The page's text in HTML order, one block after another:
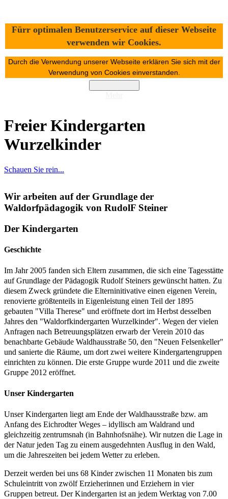
Fürr optimalen Benutzerservice auf dieser Webseite
verwenden wir Cookies.
Durch die Verwendung unserer Webseite erklären Sie sich mit der
Verwendung von Cookies einverstanden.
Freier Kindergarten
Wurzelkinder
Home
Unsere Kinderstube
Anmeldung und Beiträge
Freier Kindergarten
Wurzelkinder
Schauen Sie rein...
Wir arbeiten auf der Grundlage der
Waldorfpädagogik von RudolF Steiner
Der Kindergarten
Geschichte
Im Jahr 2005 fanden sich Eltern zusammen, die sich eine Tagesstätte
auf Grundlage der Pädagogik Rudolf Steiners gewünscht hatten. Zu
diesem Zweck gründete die Elterninitivative einen eigenen Verein,
renovierte größtenteils in Eigenleistung einen Teil der 1895
gebauten "Villa Therese" und eröffnete dort im Herbst desselben
Jahres den "Waldorfkindergarten Wurzelkinder". Wegen der vielen
Anfragen nach Betreuungsplätzen erwarb der Verein 2010 das
benachbarte Gebäude Waldhausstraße 50, den "Neuen Felsenkeller"
und sanierte die Räume, um dort zwei weitere Kindergartengruppen
einrichten zu können. Die erste Gruppe wurde 2011 und die zweite
Gruppe 2012 eröffnet.
Unser Kindergarten
Unser Kindergarten liegt am Ende der Waldhausstraße bzw. am
Anfang des Eichrodter Weges – idyllisch am Waldrand und
gleichzeitig zentrumsnah (in Bahnhofsnähe). Wir nutzen die Lage in
der Natur jeden Tag zu einem ausgedehnten Ausflug in den Wald,
um die Jahreszeiten bei jedem Wetter zu erleben.
Derzeit werden bei uns 68 Kinder zwischen 11 Monaten bis zum
Schuleintritt von zwölf Erzieherinnen und Erziehern in vier
Gruppen betreut. Der Kindergarten ist an jedem Werktag von 7.00